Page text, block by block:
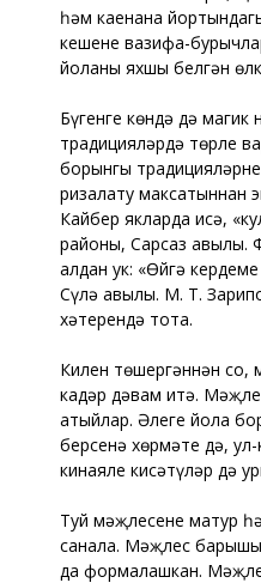
һәм каенана
кешенең вазифа-
йоланы яхшы белгән
Бүгенге көндә дә
традицияләрдә төрле
борынгы
ризалату максатыннан
Кайбер якларда исә,
районы, Сарсаз авылы.
алдан ук: «Өйгә
Сүлә авылы. М. Т.
хәтерендә тота.
Килен төшергәннән
кадәр дәвам итә.
атыйлар. Әлеге йола
берсенә хөрмәте дә,
кинаяле кисәтүләр дә
Туй мәҗлесенең матур
санала. Мәҗлес
да формалашкан.